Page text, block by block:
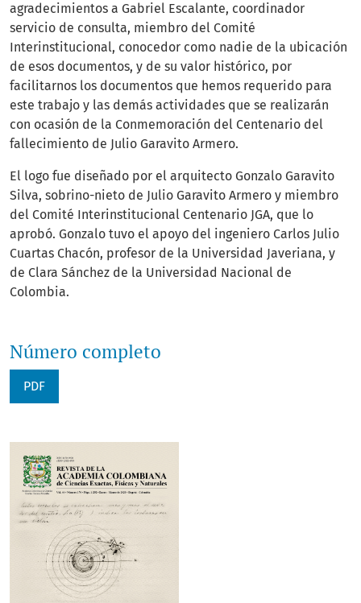
agradecimientos a Gabriel Escalante, coordinador
servicio de consulta, miembro del Comité
Interinstitucional, conocedor como nadie de la ubicación
de esos documentos, y de su valor histórico, por
facilitarnos los documentos que hemos requerido para
este trabajo y las demás actividades que se realizarán
con ocasión de la Conmemoración del Centenario del
fallecimiento de Julio Garavito Armero.
El logo fue diseñado por el arquitecto Gonzalo Garavito
Silva, sobrino-nieto de Julio Garavito Armero y miembro
del Comité Interinstitucional Centenario JGA, que lo
aprobó. Gonzalo tuvo el apoyo del ingeniero Carlos Julio
Cuartas Chacón, profesor de la Universidad Javeriana, y
de Clara Sánchez de la Universidad Nacional de
Colombia.
Número completo
PDF